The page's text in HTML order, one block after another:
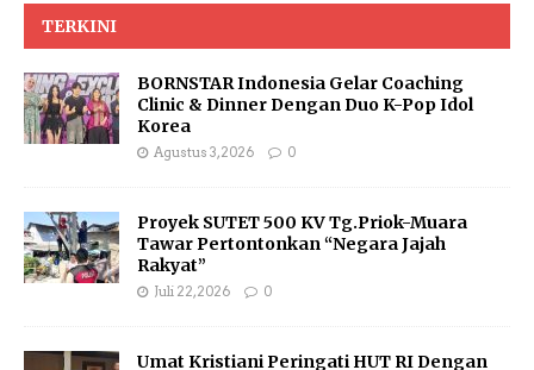
TERKINI
BORNSTAR Indonesia Gelar Coaching
Clinic & Dinner Dengan Duo K-Pop Idol
Korea
Agustus 3, 2026 0
Proyek SUTET 500 KV Tg.Priok-Muara
Tawar Pertontonkan “Negara Jajah
Rakyat”
Juli 22, 2026 0
Umat Kristiani Peringati HUT RI Dengan